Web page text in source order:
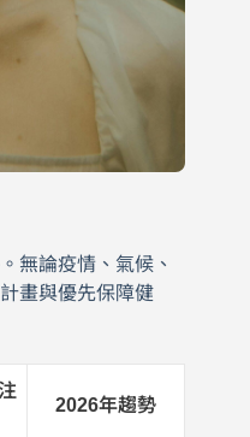
。無論疫情、氣候、
畫與優先保障健
2026年趨勢